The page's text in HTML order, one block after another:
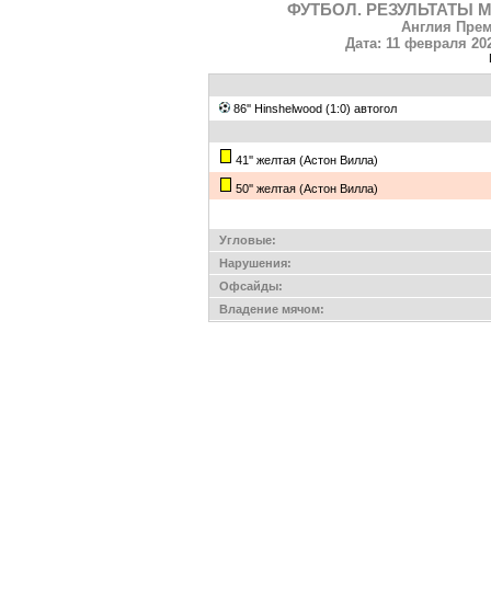
ФУТБОЛ. РЕЗУЛЬТАТЫ
Англия
Дата: 11 февраля
86'' Hinshelwood (1:0) автогол
41'' желтая (Астон Вилла)
50'' желтая (Астон Вилла)
Угловые:
Нарушения:
Офсайды:
Владение мячом: